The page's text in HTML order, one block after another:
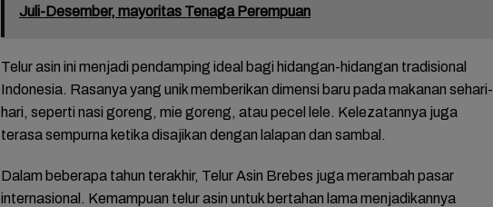
Juli-Desember, mayoritas Tenaga Perempuan
Telur asin ini menjadi pendamping ideal bagi hidangan-hidangan tradisional
Indonesia. Rasanya yang unik memberikan dimensi baru pada makanan sehari-
hari, seperti nasi goreng, mie goreng, atau pecel lele. Kelezatannya juga
terasa sempurna ketika disajikan dengan lalapan dan sambal.
Dalam beberapa tahun terakhir, Telur Asin Brebes juga merambah pasar
internasional. Kemampuan telur asin untuk bertahan lama menjadikannya